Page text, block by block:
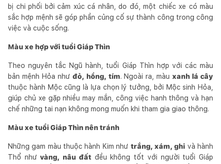
bị chi phối bởi cảm xúc cá nhân, do đó, một chiếc xe có màu
sắc hợp mệnh sẽ góp phần củng cố sự thành công trong công
việc và cuộc sống.
Màu xe hợp với tuổi Giáp Thìn
Theo nguyên tắc Ngũ hành, tuổi Giáp Thìn hợp với các màu
bản mệnh Hỏa như đỏ, hồng, tím. Ngoài ra, màuxanh lá cây
thuộc hành Mộc cũng là lựa chọn lý tưởng, bởi Mộc sinh Hỏa,
giúp chủ xe gặp nhiều may mắn, công việc hanh thông và hạn
chế những tai nạn không mong muốn khi tham gia giao thông.
Màu xe tuổi Giáp Thìn nên tránh
Những gam màu thuộc hành Kim như trắng, xám, ghi và hành
Thổ nhưvàng, nâu đấtđều không tốt với người tuổi Giáp